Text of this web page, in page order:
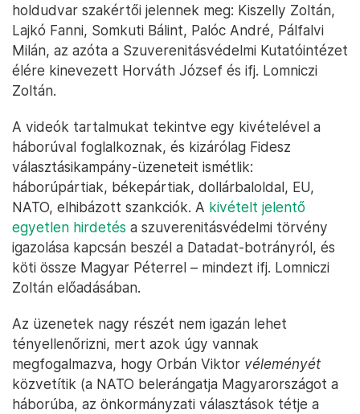
holdudvar szakértői jelennek meg: Kiszelly Zoltán,
Lajkó Fanni, Somkuti Bálint, Palóc André, Pálfalvi
Milán, az azóta a Szuverenitásvédelmi Kutatóintézet
élére kinevezett Horváth József és ifj. Lomniczi
Zoltán.
A videók tartalmukat tekintve egy kivételével a
háborúval foglalkoznak, és kizárólag Fidesz
választásikampány-üzeneteit ismétlik:
háborúpártiak, békepártiak, dollárbaloldal, EU,
NATO, elhibázott szankciók. A kivételt jelentő
egyetlen hirdetés a szuverenitásvédelmi törvény
igazolása kapcsán beszél a Datadat-botrányról, és
köti össze Magyar Péterrel – mindezt ifj. Lomniczi
Zoltán előadásában.
Az üzenetek nagy részét nem igazán lehet
tényellenőrizni, mert azok úgy vannak
megfogalmazva, hogy Orbán Viktor véleményét
közvetítik (a NATO belerángatja Magyarországot a
háborúba, az önkormányzati választások tétje a